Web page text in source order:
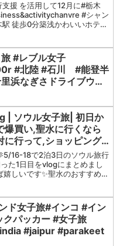
援 を活用して12月に#栃木
#シャン
駅 徒歩0分築浅かわいいホテ
栃木県 #...
#レブル女子
#北陸 #石川 #能登半
浜なぎさドライブウェ
りたい
| ソウル女子旅| 初日か
爆買い,聖水に行くなら
に行って,ショッピング
大忙しで大充実な1日
16-18で2泊3日のソウル旅行
た1日目をvlogにまとめまし
しいです✨聖水のおすすめシ
ド女子旅#インコ #イン
クパッカー #女子旅
#jaipur #parakeet